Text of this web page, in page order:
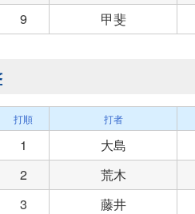
9 甲斐
打順 打者
1
大島
2
荒木
3 藤井